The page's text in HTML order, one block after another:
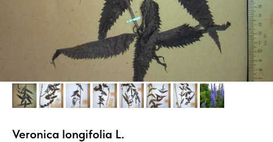
Veronica longifolia L.